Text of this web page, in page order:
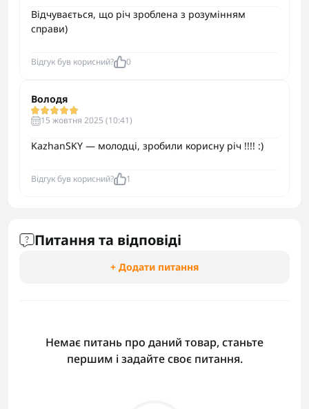
Відчувається, що річ зроблена з розумінням
справи)
Відгук був корисний? 0
Володя
15 жовтня 2025 (10:41)
KazhanSKY — молодці, зробили корисну річ !!!! :)
Відгук був корисний? 1
Питання та відповіді
+ Додати питання
Немає питань про даний товар, станьте
першим і задайте своє питання.